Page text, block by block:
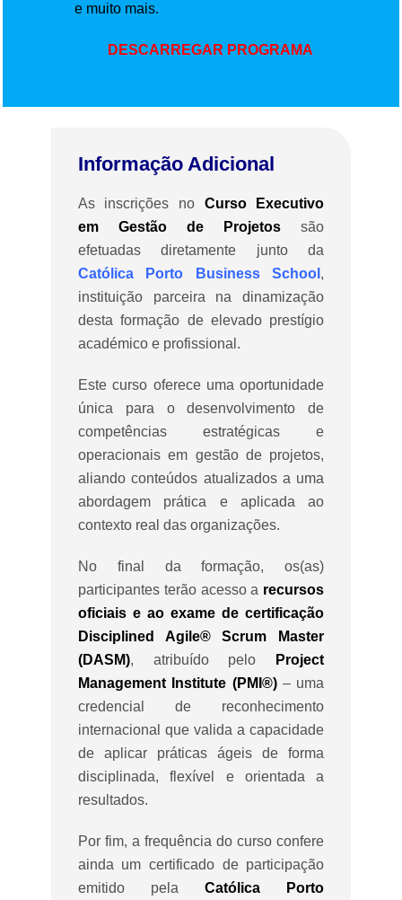
e muito mais.
DESCARREGAR PROGRAMA
Informação Adicional
As inscrições no Curso Executivo
em Gestão de Projetos são
efetuadas diretamente junto da
Católica Porto Business School ,
instituição parceira na dinamização
desta formação de elevado prestígio
académico e profissional.
Este curso oferece uma oportunidade
única para o desenvolvimento de
competências estratégicas e
operacionais em gestão de projetos,
aliando conteúdos atualizados a uma
abordagem prática e aplicada ao
contexto real das organizações.
No final da formação, os(as)
participantes terão acesso a recursos
oficiais e ao exame de certificação
Disciplined Agile® Scrum Master
(DASM), atribuído pelo
Project
Management Institute (PMI®)– uma
credencial de reconhecimento
internacional que valida a capacidade
de aplicar práticas ágeis de forma
disciplinada, flexível e orientada a
resultados.
Por fim, a frequência do curso confere
ainda um certificado de participação
emitido pelaCatólica Porto